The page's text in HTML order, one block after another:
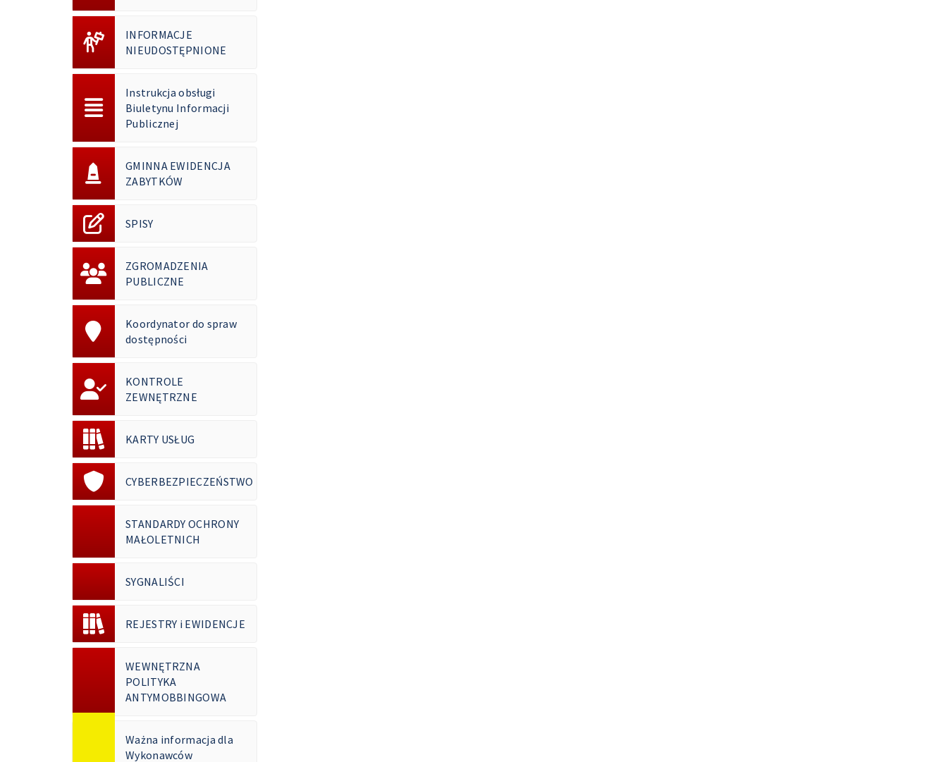
INFORMACJE
NIEUDOSTĘPNIONE
Instrukcja obsługi
Biuletynu Informacji
Publicznej
GMINNA EWIDENCJA
ZABYTKÓW
SPISY
ZGROMADZENIA
PUBLICZNE
Koordynator do spraw
dostępności
KONTROLE
ZEWNĘTRZNE
KARTY USŁUG
CYBERBEZPIECZEŃSTWO
STANDARDY OCHRONY
MAŁOLETNICH
SYGNALIŚCI
REJESTRY i EWIDENCJE
WEWNĘTRZNA
POLITYKA
ANTYMOBBINGOWA
Ważna informacja dla
Wykonawców